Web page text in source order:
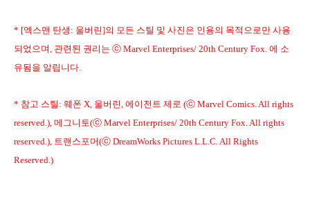
* [엑스맨 탄생: 울버린]의 모든 스틸 및 사진은 인용의 목적으로만 사용
되었으며, 관련된 권리는 ⓒ Marvel Enterprises/ 20th Century Fox. 에 소
유됨을 알립니다.
* 참고 스틸: 웨폰 X, 울버린, 에이전트 제로 (ⓒ Marvel Comics. All rights
reserved.), 메그니토(ⓒ Marvel Enterprises/ 20th Century Fox. All rights
reserved.), 트랜스포머(ⓒ DreamWorks Pictures L.L.C. All Rights
Reserved.)